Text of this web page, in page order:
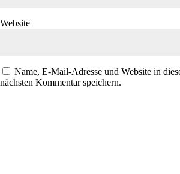
Website
Name, E-Mail-Adresse und Website in
nächsten Kommentar speichern.